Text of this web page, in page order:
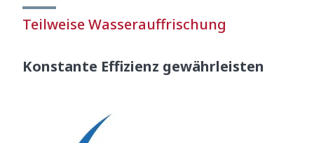
Teilweise Wasserauffrischung
Konstante Effizienz gewährleisten